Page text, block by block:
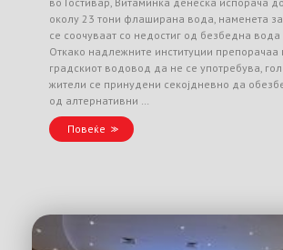
околу 23 тони флаширана вода, наменета за
се соочуваат со недостиг од безбедна вода
Откако надлежните институции препорачаа
градскиот водовод да не се употребува,
жители се принудени секојдневно да
од алтернативни …
Повеќе